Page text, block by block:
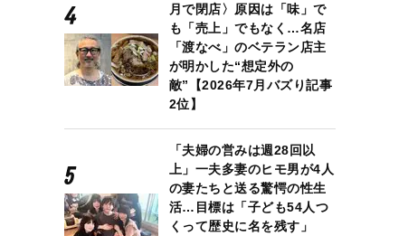
月で閉店〉原因は「味」で
も「売上」でもなく…名店
「渡なべ」のベテラン店主
が明かした“想定外の
敵”【2026年7月バズり記事
2位】
「夫婦の営みは週28回以
上」一夫多妻のヒモ男が4人
の妻たちと送る驚愕の性生
活…目標は「子ども54人つ
くって歴史に名を残す」